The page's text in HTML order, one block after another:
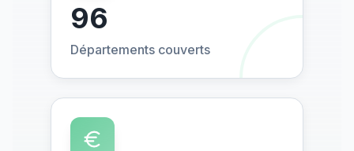
96
Départements couverts